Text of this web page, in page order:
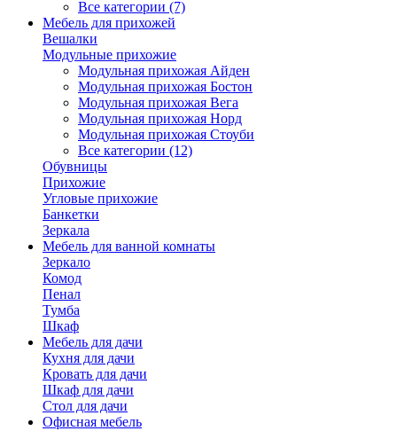
Все категории (7)
Мебель для прихожей
Вешалки
Модульные прихожие
Модульная прихожая Айден
Модульная прихожая Бостон
Модульная прихожая Вега
Модульная прихожая Норд
Модульная прихожая Стоуби
Все категории (12)
Обувницы
Прихожие
Угловые прихожие
Банкетки
Зеркала
Мебель для ванной комнаты
Зеркало
Комод
Пенал
Тумба
Шкаф
Мебель для дачи
Кухня для дачи
Кровать для дачи
Шкаф для дачи
Стол для дачи
Офисная мебель